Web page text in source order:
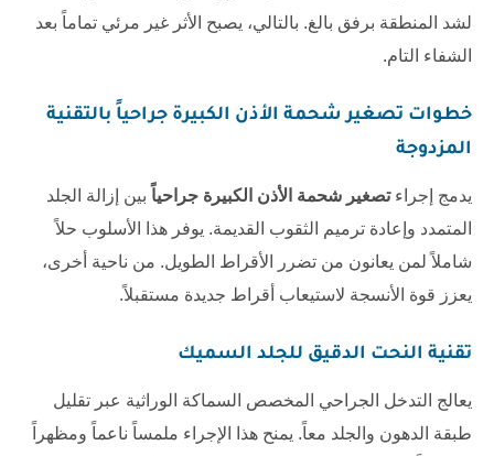
لشد المنطقة برفق بالغ. بالتالي، يصبح الأثر غير مرئي تماماً بعد
الشفاء التام.
خطوات تصغير شحمة الأذن الكبيرة جراحياً بالتقنية
المزدوجة
يدمج إجراءتصغير شحمة الأذن الكبيرة جراحياً بين إزالة الجلد
المتمدد وإعادة ترميم الثقوب القديمة. يوفر هذا الأسلوب حلاً
شاملاً لمن يعانون من تضرر الأقراط الطويل. من ناحية أخرى،
يعزز قوة الأنسجة لاستيعاب أقراط جديدة مستقبلاً.
تقنية النحت الدقيق للجلد السميك
يعالج التدخل الجراحي المخصص السماكة الوراثية عبر تقليل
طبقة الدهون والجلد معاً. يمنح هذا الإجراء ملمساً ناعماً ومظهراً